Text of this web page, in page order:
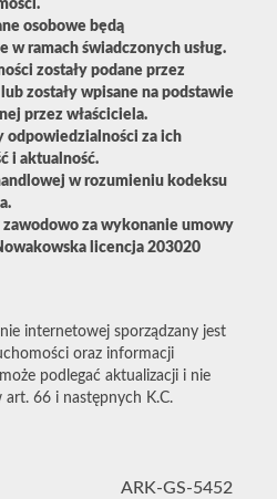
osobowe będą
w ramach świadczonych usług.
zostały podane przez
zostały wpisane na podstawie
przez właściciela.
odpowiedzialności za ich
i aktualność.
w rozumieniu kodeksu
za wykonanie umowy
licencja 203020
internetowej sporządzany jest
oraz informacji
podlegać aktualizacji i nie
66 i następnych K.C.
ARK-GS-5452